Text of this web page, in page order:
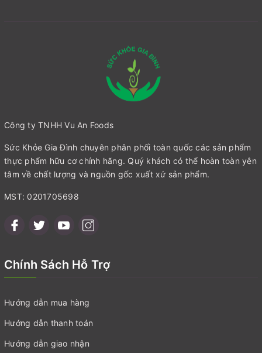
Công ty TNHH Vu An Foods
Sức Khỏe Gia Đình chuyên phân phối toàn quốc các sản phẩm
thực phẩm hữu cơ chính hãng. Quý khách có thể hoàn toàn yên
tâm về chất lượng và nguồn gốc xuất xứ sản phẩm.
MST: 0201705698
Chính Sách Hỗ Trợ
Hướng dẫn mua hàng
Hướng dẫn thanh toán
Hướng dẫn giao nhận